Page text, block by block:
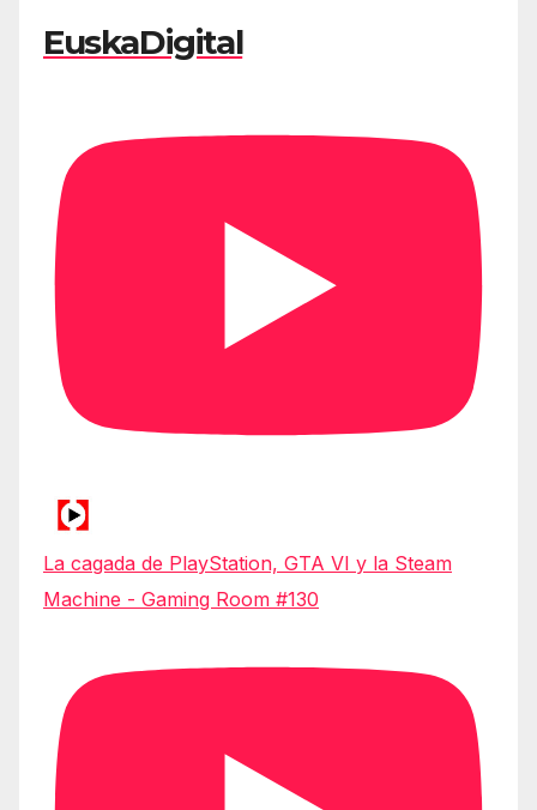
EuskaDigital
La cagada de PlayStation, GTA VI y la Steam
Machine - Gaming Room #130